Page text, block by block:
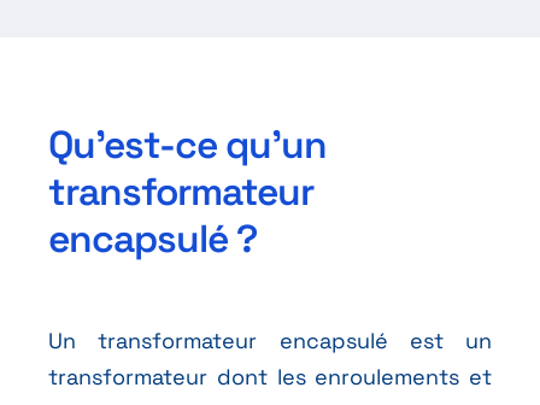
Qu’est-ce qu’un
transformateur
encapsulé ?
Un transformateur encapsulé est un
transformateur dont les enroulements et